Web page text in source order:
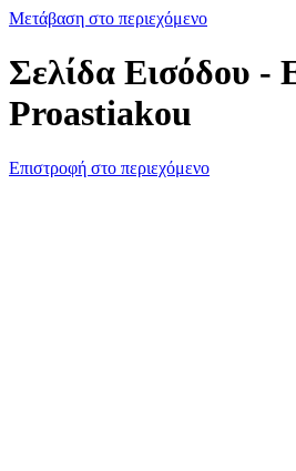
Μετάβαση στο περιεχόμενο
Σελίδα Εισόδου -
Proastiakou
Επιστροφή στο περιεχόμενο